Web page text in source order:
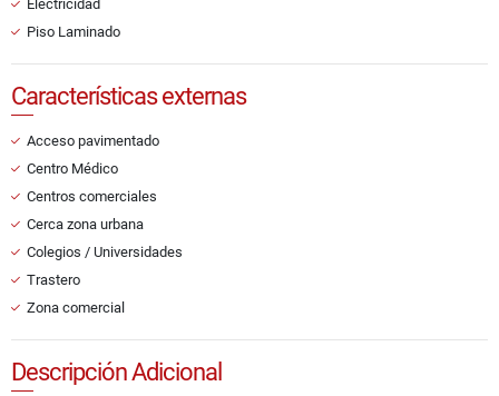
Electricidad
Piso Laminado
Características externas
Acceso pavimentado
Centro Médico
Centros comerciales
Cerca zona urbana
Colegios / Universidades
Trastero
Zona comercial
Descripción Adicional